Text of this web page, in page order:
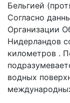
Бельгией
Согласно
Организации
Нидерландов
километров .
водных